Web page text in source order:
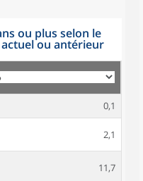
ou plus selon le
ou antérieur
0,1
2,1
11,7